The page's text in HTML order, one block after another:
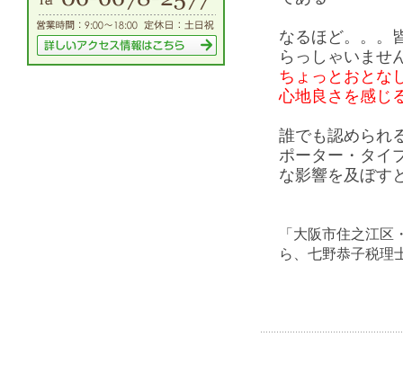
なるほど。。。
らっしゃいませ
ちょっとおとな
心地良さを感じ
誰でも認められ
ポーター・タイ
な影響を及ぼす
「大阪市住之江
ら、七野恭子税